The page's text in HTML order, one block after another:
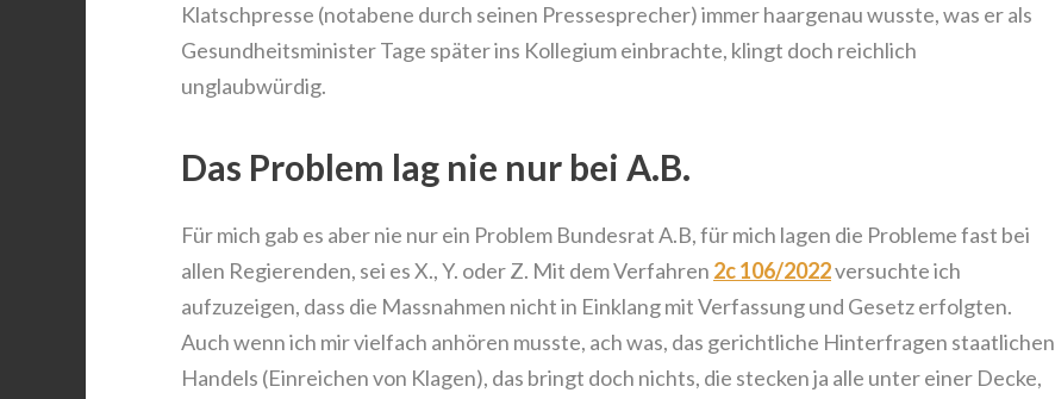
Klatschpresse (notabene durch seinen Pressesprecher) immer haargenau wusste, was er als
Gesundheitsminister Tage später ins Kollegium einbrachte, klingt doch reichlich
unglaubwürdig.
Das Problem lag nie nur bei A.B.
Für mich gab es aber nie nur ein Problem Bundesrat A.B, für mich lagen die Probleme fast bei
allen Regierenden, sei es X., Y. oder Z. Mit dem Verfahren 2c 106/2022versuchte ich
aufzuzeigen, dass die Massnahmen nicht in Einklang mit Verfassung und Gesetz erfolgten.
Auch wenn ich mir vielfach anhören musste, ach was, das gerichtliche Hinterfragen staatlichen
Handels (Einreichen von Klagen), das bringt doch nichts, die stecken ja alle unter einer Decke,